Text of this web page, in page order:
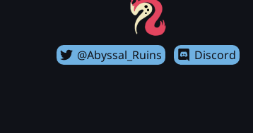
@Abyssal_Ruins Discord